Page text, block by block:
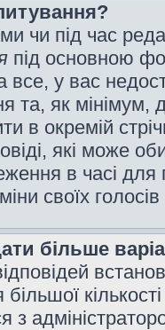
чи під час
під основною
все, у вас
та, як мінімум,
в окремій
які може
в часі для
своїх
більше
більшої
з